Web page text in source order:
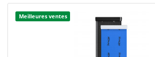
Meilleures ventes